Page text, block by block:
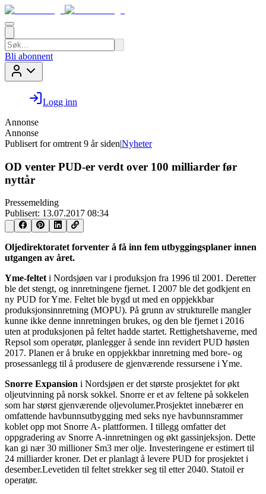
Bli abonnent
Logg inn
Annonse
Annonse
Publisert for omtrent 9 år siden|Nyheter
OD venter PUD-er verdt over 100 milliarder før
nyttår
Pressemelding
Publisert: 13.07.2017 08:34
Oljedirektoratet forventer å få inn fem utbyggingsplaner innen
utgangen av året.
Yme-feltet i Nordsjøen var i produksjon fra 1996 til 2001. Deretter
ble det stengt, og innretningene fjernet. I 2007 ble det godkjent en
ny PUD for Yme. Feltet ble bygd ut med en oppjekkbar
produksjonsinnretning (MOPU). På grunn av strukturelle mangler
kunne ikke denne innretningen brukes, og den ble fjernet i 2016
uten at produksjonen på feltet hadde startet. Rettighetshaverne, med
Repsol som operatør, planlegger å sende inn revidert PUD høsten
2017. Planen er å bruke en oppjekkbar innretning med bore- og
prosessanlegg til å produsere de gjenværende ressursene i Yme.
Snorre Expansion i Nordsjøen er det største prosjektet for økt
oljeutvinning på norsk sokkel. Snorre er et av feltene på sokkelen
som har størst gjenværende oljevolumer.Prosjektet innebærer en
omfattende havbunnsutbygging med seks nye havbunnsrammer
koblet opp mot Snorre A- plattformen. I tillegg omfatter det
oppgradering av Snorre A-innretningen og økt gassinjeksjon. Dette
kan gi nær 30 millioner Sm3 mer olje. Investeringene er estimert til
24 milliarder kroner. Det er planlagt å levere PUD for prosjektet i
desember.Levetiden til feltet strekker seg til etter 2040. Statoil er
operatør.